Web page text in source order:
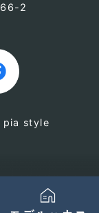
2
pia style